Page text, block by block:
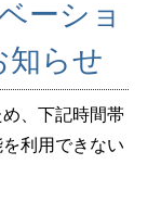
ーショ
知らせ
、下記時間帯
利用できない